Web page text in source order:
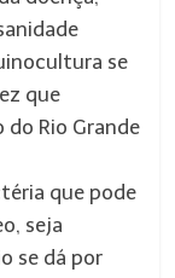
se
que
Rio Grande
que pode
seja
se dá por